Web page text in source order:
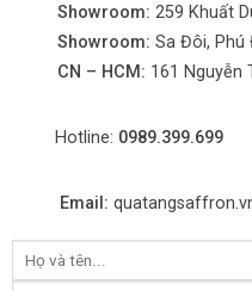
Showroom: 259 Khuất
Showroom: Sa Đôi, Phú
CN – HCM: 161 Nguyễn
Hotline: 0989.399.699
Email: